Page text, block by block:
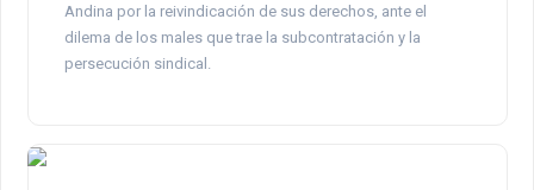
Andina por la reivindicación de sus derechos, ante el
dilema de los males que trae la subcontratación y la
persecución sindical.